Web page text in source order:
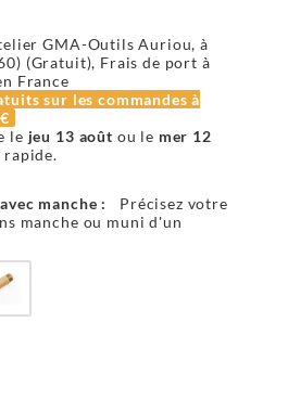
GMA-Outils Auriou, à
(Gratuit), Frais de port à
France
sur les commandes à
le jeu 13 août ou le mer 12
manche :
Précisez votre
manche ou muni d'un